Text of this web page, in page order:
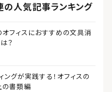
の人気記事ランキング
オフィスにおすすめの文具消
？
ングが実践する！オフィスの
の書類編